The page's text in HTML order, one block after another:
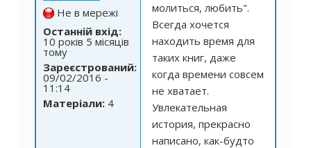
Не в мережі
Останній вхід:
10 років 5 місяців
тому
Зареєстрований:
09/02/2016 -
11:14
Матеріали: 4
молиться, любить".
Всегда хочется
находить время для
таких книг, даже
когда времени совсем
не хватает.
Увлекательная
история, прекрасно
написано, как-будто